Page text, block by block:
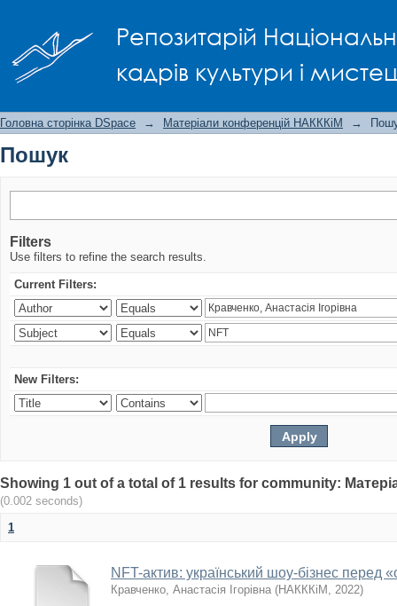
Репозитарій
кадрів культури і
Головна сторінка DSpace → Матеріали конференцій НАКККіМ →
Пошук
Filters
Use filters to refine the search results.
Current Filters:
New Filters:
Showing 1 out of a total of 1 results for community:
(0.002 seconds)
1
NFT-актив: український шоу-бізнес перед
Кравченко, Анастасія Ігорівна (НАКККіМ , 2022)